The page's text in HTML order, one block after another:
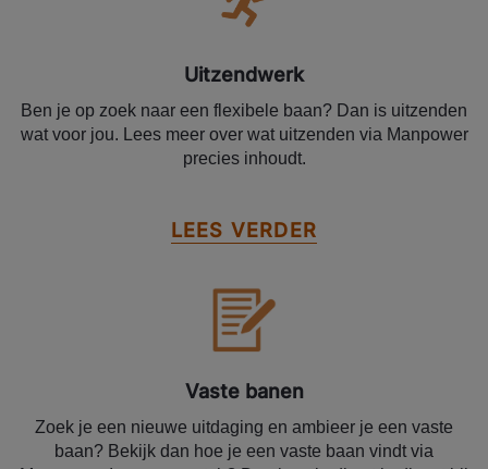
Uitzendwerk
Ben je op zoek naar een flexibele baan? Dan is uitzenden
wat voor jou. Lees meer over wat uitzenden via Manpower
precies inhoudt.
LEES VERDER
Vaste banen
Zoek je een nieuwe uitdaging en ambieer je een vaste
baan? Bekijk dan hoe je een vaste baan vindt via